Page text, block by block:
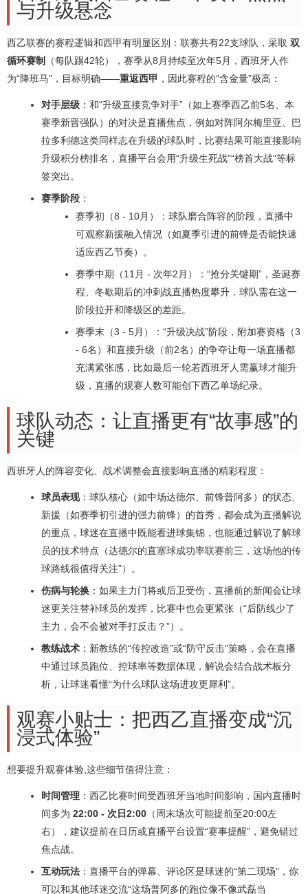
与升级悬念
西乙联赛的赛程逻辑和西甲有明显区别：联赛共有22支球队，采取 双
循环赛制
（每队踢42轮），赛季从8月持续至次年5月，西班牙人作
为“降班马”，目标明确——重返西甲 ，因此赛程的“含金量”极高：
对手层级 ：和“升级直接竞争对手”（如上赛季西乙前5名、本
赛季新晋强队）的对决是直播焦点，例如对阵阿尔梅里亚、巴
拉多利德这类同样志在升级的球队时，比赛结果可能直接影响
升级积分榜排名，直播平台会用“升级生死战”“榜首大战”等标
签突出。
赛季阶段 ：
赛季初（8 - 10月）：球队磨合阵容的阶段，直播中
可观察新援融入情况（如夏季引进的前锋是否能快速
适应西乙节奏）。
赛季中期（11月 - 次年2月）：“抢分关键期”，圣诞赛
程、冬歇期后的冲刺战直播热度攀升，球队需在这一
阶段拉开和降级区的差距。
赛季末（3 - 5月）：“升级决战”阶段，附加赛资格（3
- 6名）和直接升级（前2名）的争夺让每一场直播都
充满紧张感，比如最后一轮若西班牙人需赢球才能升
级，直播的观赛人数可能创下西乙单场纪录。
球队动态：让直播更有“故事感”的
关键
西班牙人的阵容变化、战术调整会直接影响直播的精彩程度：
球员表现：球队核心（如中场达德尔、前锋普阿多）的状态、
新援（如赛季初引进的强力前锋）的首秀，都会成为直播解说
的重点，球迷在直播中既能看进球集锦，也能通过解说了解球
员的技术特点（达德尔的直塞球成功率联赛前三，这场他的传
球路线很值得关注”）。
伤病与轮换 ：如果主力门将或后卫受伤，直播前的新闻会让球
迷更关注替补球员的发挥，比赛中也会更紧张（“后防线少了
主力，会不会被对手打反击？”）。
教练战术 ：新教练的“传控改造”或“防守反击”策略，会在直播
中通过球员跑位、控球率等数据体现，解说会结合战术板分
析，让球迷看懂“为什么球队这场进攻更犀利”。
观赛小贴士：把西乙直播变成“沉
浸式体验”
想要提升观赛体验,这些细节值得注意：
时间管理 ：西乙比赛时间受西班牙当地时间影响，国内直播时
间多为 22:00 - 次日2:00 （周末场次可能提前至20:00左
右），建议提前在日历或直播平台设置“赛事提醒”，避免错过
焦点战。
互动玩法 ：直播平台的弹幕、评论区是球迷的“第二现场”，你
可以和其他球迷交流“这场普阿多的跑位像不像武磊当